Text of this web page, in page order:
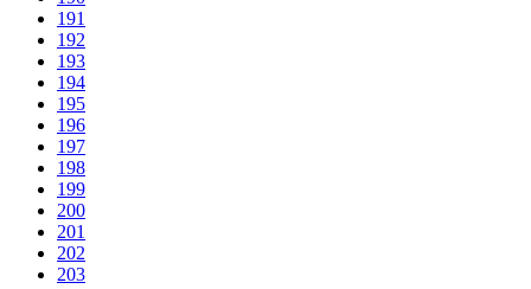
191
192
193
194
195
196
197
198
199
200
201
202
203